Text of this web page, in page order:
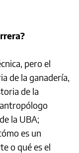
pero el
de la ganadería,
de la
la UBA;
es un
o qué es el